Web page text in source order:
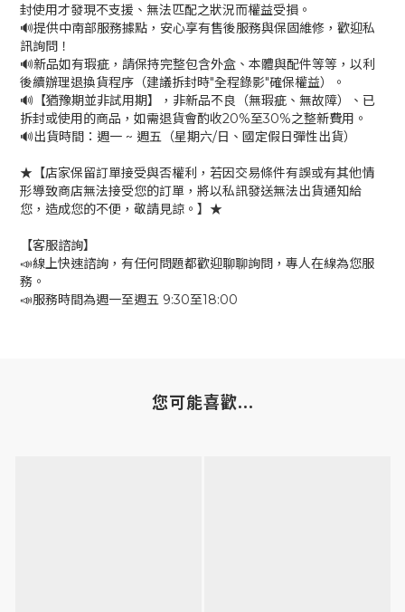
封使用才發現不支援、無法匹配之狀況而權益受損。
🔊提供中南部服務據點，安心享有售後服務與保固維修，歡迎私
訊詢問！
🔊新品如有瑕疵，請保持完整包含外盒、本體與配件等等，以利
後續辦理退換貨程序（建議拆封時"全程錄影"確保權益）。
🔊【猶豫期並非試用期】，非新品不良（無瑕疵、無故障）、已
拆封或使用的商品，如需退貨會酌收20%至30%之整新費用。
🔊出貨時間：週一 ~ 週五（星期六/日、國定假日彈性出貨）
★【店家保留訂單接受與否權利，若因交易條件有誤或有其他情
形導致商店無法接受您的訂單，將以私訊發送無法出貨通知給
您，造成您的不便，敬請見諒。】★
【客服諮詢】
📣線上快速諮詢，有任何問題都歡迎聊聊詢問，專人在線為您服
務。
📣服務時間為週一至週五 9:30至18:00
您可能喜歡...